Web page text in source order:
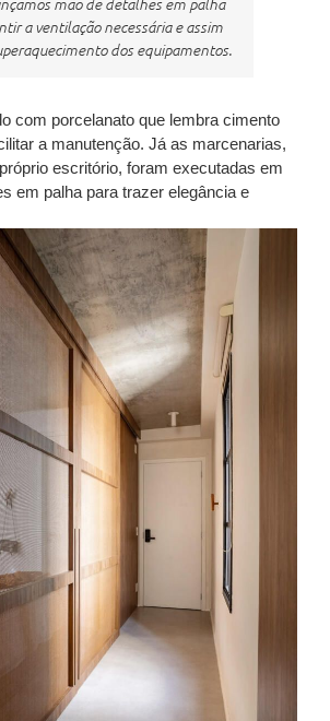
mão de detalhes em palha
a ventilação necessária e assim
dos equipamentos.
com porcelanato que lembra cimento
a manutenção. Já as marcenarias,
escritório, foram executadas em
em palha para trazer elegância e